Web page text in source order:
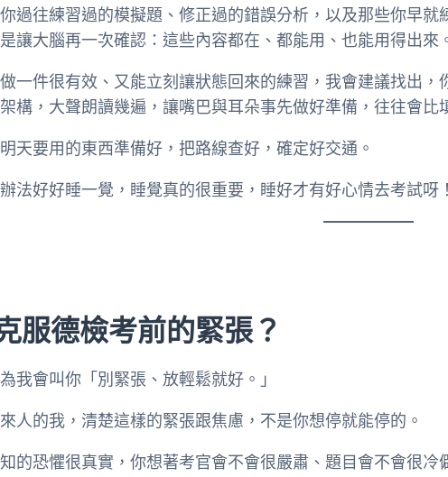
過往練習過的模擬題、修正過的錯誤分析，以及那些你早
讓大腦再一次確認：這些內容都在、都能用、也能用得出來
一件很有效、又能立刻讓狀態回來的練習，我會建議找出
構，大聲朗讀幾遍，讓嘴巴與耳朵事先做好準備，往往會比
天要用的東西準備好，把路線查好，確定好交通。
法好好睡一覺，睡覺真的很重要，睡好才有好心情去考試呀！
服德檢考前的緊張？
我會叫你「別緊張、放輕鬆就好。」
人的我，清楚這樣的緊張跟焦慮，不是你想停就能停的。
的恐懼很真實，你想著考官會不會很嚴肅、題目會不會很